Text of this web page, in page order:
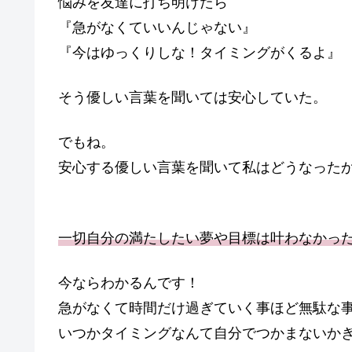
『急がなくていいんじゃない』
『今はゆっくりしな！タイミングがくるよ』
そう優しい言葉を聞いては安心していた。
でもね。
安心する優しい言葉を聞いて私はどうなった
一切自分の満たしたい夢や目標は叶わなかっ
今ならわかるんです！
急がなくて時間だけ過ぎていく事ほど無駄な
いつかタイミングなんて自分でつかまないか